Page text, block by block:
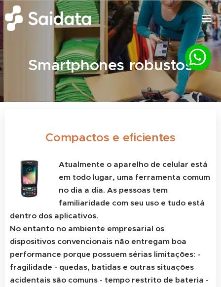
Smartphones robustos
Compactos e eficientes
Atualmente o aparelho de celular está
em todo lugar, uma ferramenta comum
no dia a dia. As pessoas tem
familiaridade com seu uso e tudo está
dentro dos aplicativos.
No entanto no ambiente empresarial os
dispositivos convencionais não entregam boa
performance porque possuem sérias limitações: -
fragilidade - quedas, batidas e outras situações
acidentais são comuns - tempo restrito de bateria -